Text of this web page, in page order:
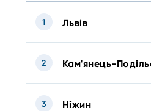
Львів
1
Кам'янець-
2
Ніжин
3